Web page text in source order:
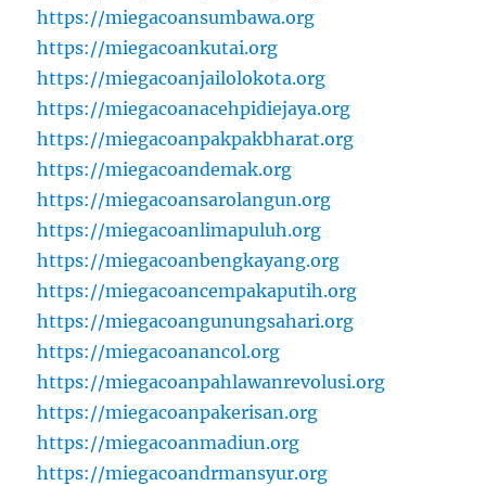
https://miegacoansumbawa.org
https://miegacoankutai.org
https://miegacoanjailolokota.org
https://miegacoanacehpidiejaya.org
https://miegacoanpakpakbharat.org
https://miegacoandemak.org
https://miegacoansarolangun.org
https://miegacoanlimapuluh.org
https://miegacoanbengkayang.org
https://miegacoancempakaputih.org
https://miegacoangunungsahari.org
https://miegacoanancol.org
https://miegacoanpahlawanrevolusi.org
https://miegacoanpakerisan.org
https://miegacoanmadiun.org
https://miegacoandrmansyur.org